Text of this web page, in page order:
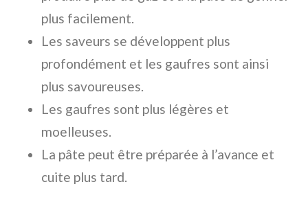
plus facilement.
Les saveurs se développent plus
profondément et les gaufres sont ainsi
plus savoureuses.
Les gaufres sont plus légères et
moelleuses.
La pâte peut être préparée à l’avance et
cuite plus tard.